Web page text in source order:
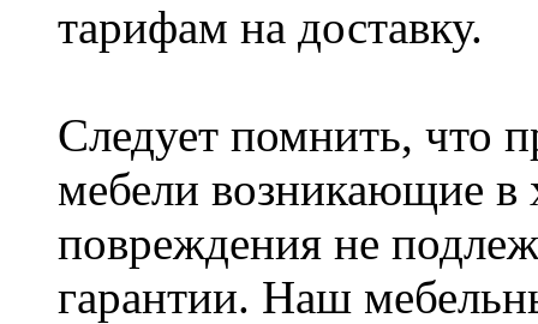
тарифам на доставку.
Следует помнить, что
мебели возникающие в
повреждения не
гарантии. Наш